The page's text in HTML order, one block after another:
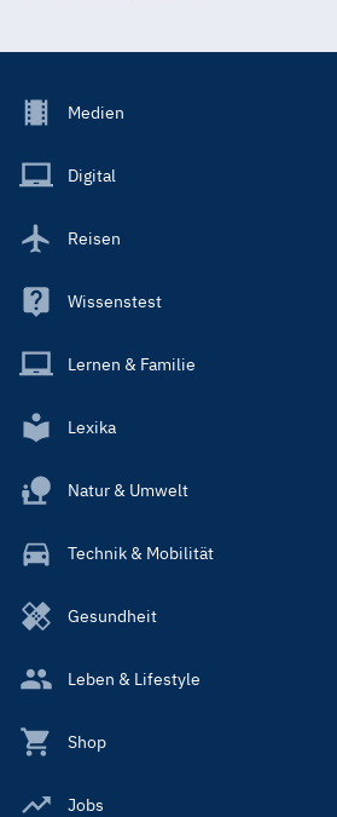
Footer
Main
Medien
Digital
Reisen
Wissenstest
Lernen & Familie
Lexika
Natur & Umwelt
Technik & Mobilität
Gesundheit
Leben & Lifestyle
Shop
Jobs